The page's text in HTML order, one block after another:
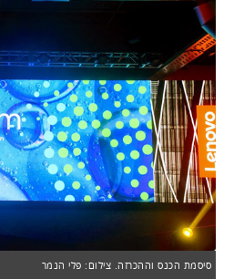
סיסמת הכנס וההכרזה. צילום: פלי הנמר